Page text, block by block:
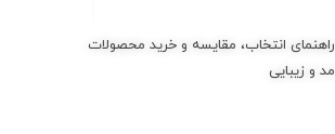
مجله مدواره
راهنمای انتخاب، مقایسه و خرید محصولات
مد و زیبایی